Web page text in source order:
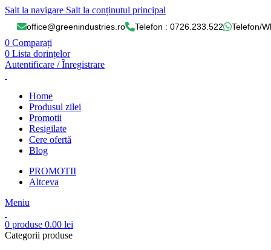
Salt la navigare Salt la conținutul principal
office@greenindustries.ro Telefon : 0726.233.522 Telefon/
0 Comparați
0 Lista dorințelor
Autentificare / Înregistrare
Home
Produsul zilei
Promotii
Resigilate
Cere ofertă
Blog
PROMOTII
Altceva
Meniu
0 produse 0.00 lei
Categorii produse